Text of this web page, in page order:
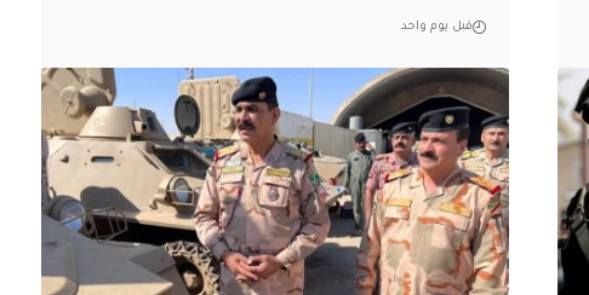
قبل يوم واحد